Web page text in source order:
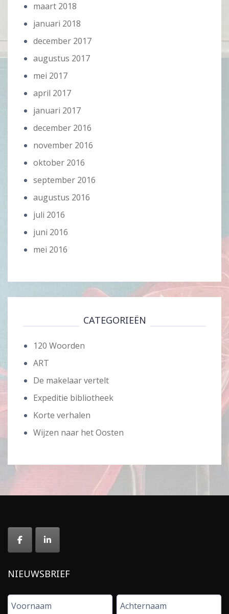
maart 2018
januari 2018
december 2017
augustus 2017
mei 2017
april 2017
januari 2017
december 2016
november 2016
oktober 2016
september 2016
augustus 2016
juli 2016
juni 2016
mei 2016
CATEGORIEËN
120 Woorden
ART
De makelaar vertelt
Expeditie bibliotheek
Korte verhalen
Wijzen naar het Oosten
NIEUWSBRIEF